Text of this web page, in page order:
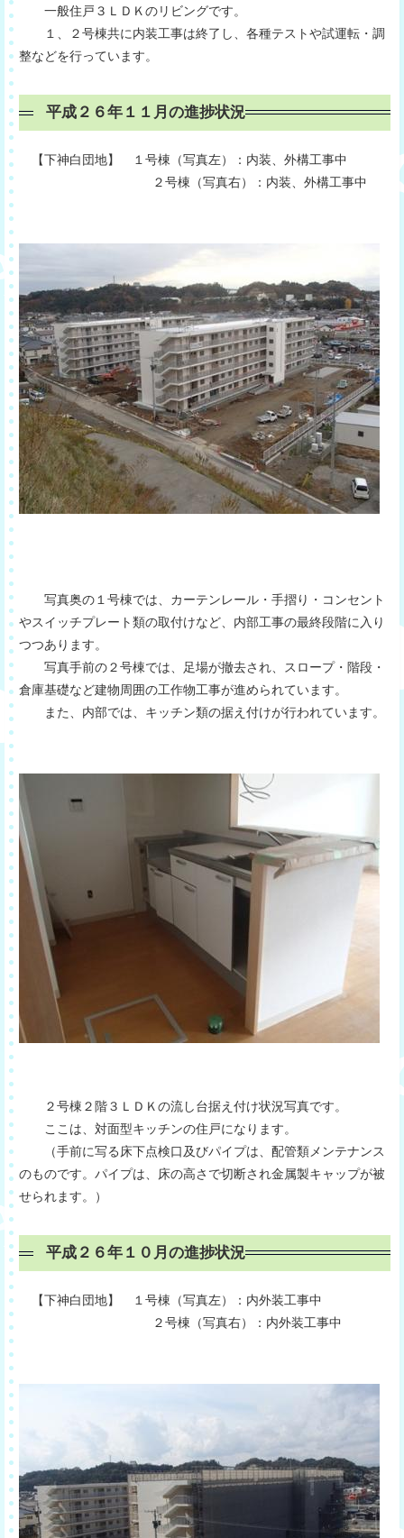
一般住戸３ＬＤＫのリビングです。
１、２号棟共に内装工事は終了し、各種テストや試運転・調
整などを行っています。
平成２６年１１月の進捗状況
【下神白団地】 １号棟（写真左）：内装、外構工事中
２号棟（写真右）：内装、外構工事中
写真奥の１号棟では、カーテンレール・手摺り・コンセント
やスイッチプレート類の取付けなど、内部工事の最終段階に入り
つつあります。
写真手前の２号棟では、足場が撤去され、スロープ・階段・
倉庫基礎など建物周囲の工作物工事が進められています。
また、内部では、キッチン類の据え付けが行われています。
２号棟２階３ＬＤＫの流し台据え付け状況写真です。
ここは、対面型キッチンの住戸になります。
（手前に写る床下点検口及びパイプは、配管類メンテナンス
のものです。パイプは、床の高さで切断され金属製キャップが被
せられます。）
平成２６年１０月の進捗状況
【下神白団地】 １号棟（写真左）：内外装工事中
２号棟（写真右）：内外装工事中